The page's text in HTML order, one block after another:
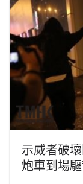
示威者破
炮車到場